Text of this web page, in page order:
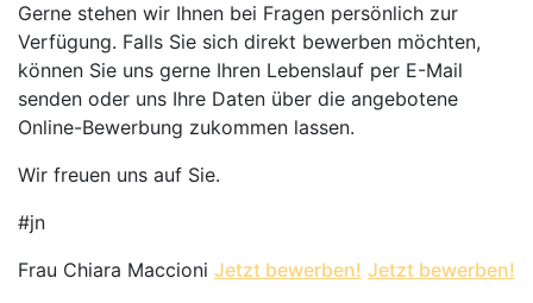
Gerne stehen wir Ihnen bei Fragen persönlich zur
Verfügung. Falls Sie sich direkt bewerben möchten,
können Sie uns gerne Ihren Lebenslauf per E-Mail
senden oder uns Ihre Daten über die angebotene
Online-Bewerbung zukommen lassen.
Wir freuen uns auf Sie.
#jn
Frau Chiara Maccioni Jetzt bewerben! Jetzt bewerben!